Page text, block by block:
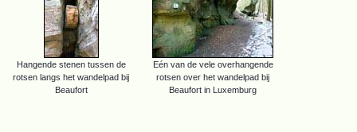
Hangende stenen tussen de
rotsen langs het wandelpad bij
Beaufort
Eén van de vele overhangende
rotsen over het wandelpad bij
Beaufort in Luxemburg